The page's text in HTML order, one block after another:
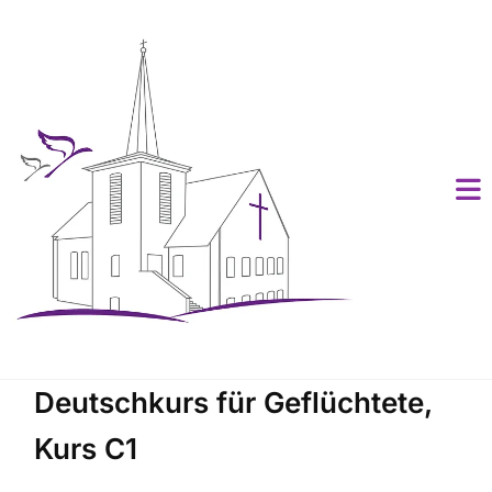
Deutschkurs für Geflüchtete,
Kurs C1